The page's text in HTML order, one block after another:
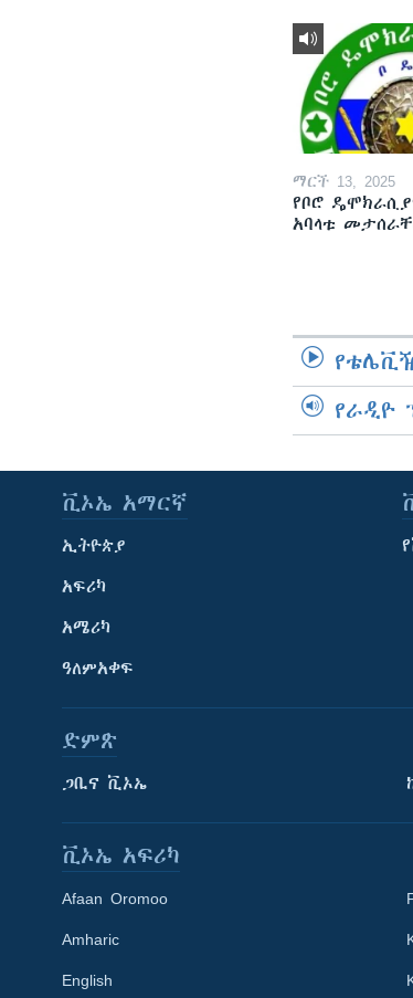
Learning English
ማርች 13, 2025
የቦሮ
አባላቱ
የራዲዮ
ቪኦኤ አማርኛ
ኢትዮጵያ
አፍሪካ
አሜሪካ
ዓለምአቀፍ
ድምጽ
ጋቢና ቪኦኤ
ቪኦኤ አፍሪካ
Afaan Oromoo
Amharic
English